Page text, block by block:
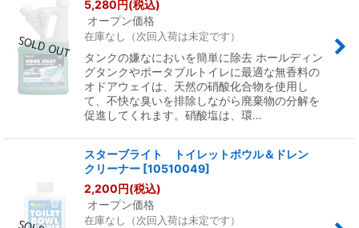
5,280円(税込)
オープン価格
在庫なし（次回入荷は未定です）
タンクの嫌なにおいを簡単に除去 ホールディン
グタンクやポータブルトイレに最適な無香料の
オドアウェイは、天然の硝酸化合物を使用し
て、不快な臭いを排除しながら廃棄物の分解を
促進してくれます。硝酸塩は、環…
スターブライト トイレットボウル＆ドレン
クリーナー [10510049]
2,200円(税込)
オープン価格
在庫なし（次回入荷は未定です）